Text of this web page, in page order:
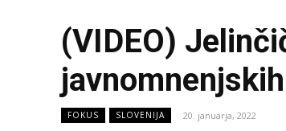
(VIDEO)
FOKUS SLOVENIJA 20. januarja, 2022